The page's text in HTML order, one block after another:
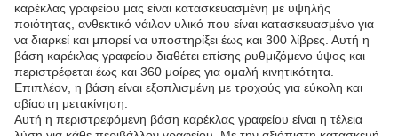
καρέκλας γραφείου μας είναι κατασκευασμένη με υψηλής
ποιότητας, ανθεκτικό νάιλον υλικό που είναι κατασκευασμένο για
να διαρκεί και μπορεί να υποστηρίξει έως και 300 λίβρες. Αυτή η
βάση καρέκλας γραφείου διαθέτει επίσης ρυθμιζόμενο ύψος και
περιστρέφεται έως και 360 μοίρες για ομαλή κινητικότητα.
Επιπλέον, η βάση είναι εξοπλισμένη με τροχούς για εύκολη και
αβίαστη μετακίνηση.
Αυτή η περιστρεφόμενη βάση καρέκλας γραφείου είναι η τέλεια